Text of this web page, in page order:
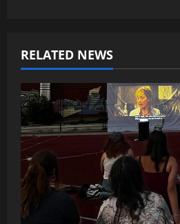
a
v
i
g
a
t
i
RELATED NEWS